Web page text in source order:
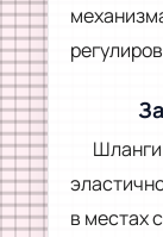
в местах